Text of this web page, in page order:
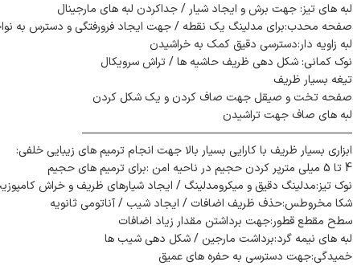
لبه های تیز: جهت برش و ایجاد شیار / جداکردن لبه های مارجینال
صفحه محدب:برای مدلینگ یک نقطه / جهت ایجاد فرورفتگی و دسترس به
لبه زاویه دار:دسترسی دقیق کمک به خراشیدن
نوک کمانی: شکل دهی ظریف حاشیه ها / تراش سرویکال
تیغه بسیار ظریف
صفحه تخت و صیقل جهت صاف کردن و یک شکل کردن
لبه های صاف جهت تراشیدن
————————————————————————
ابزاری بسیار ظریف با کارایی بسیار بالا جهت انجام ترمیم های زیبایی خلفی:
4 تا 5 میلی مترپر کردن حجیم در ناحیه امن :برای ترمیم های حجیم
نوک تیز:مدلینگ دقیق و میکرومدلینگ / ایجاد شیارهای ظریف و خراش
شکا مخروطس:حذف ظریف اضافات / ایجاد شیب / آناتومی ثانویه
سطح مقطع قطور:جهت برداشتن مقدار زیاد اضافات
لبه های نیمه گرد:برداشت مارجین / شکل دهی شیب ها
خمیدگی:جهت دسترسی به حفره های عمیق